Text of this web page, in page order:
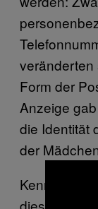
veränderten
Form der
Anzeige
die Identität
der
Kennedy
diese Daten